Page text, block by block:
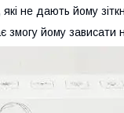
не дають йому
йому зависати